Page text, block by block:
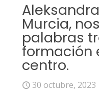
Murcia,
palabras
formación
centro.
30 octubre, 2023